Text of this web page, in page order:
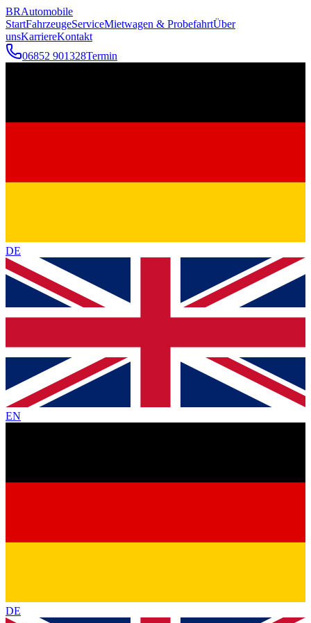
BRAutomobile
StartFahrzeugeServiceMietwagen & ProbefahrtÜber
unsKarriereKontakt
06852 901328Termin
DE
EN
DE